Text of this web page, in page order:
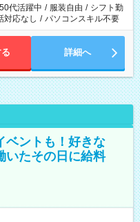
代活躍中 / 服装自由 / シフト勤
対応なし / パソコンスキル不要
詳細へ
ベントも！好きな
たその日に給料